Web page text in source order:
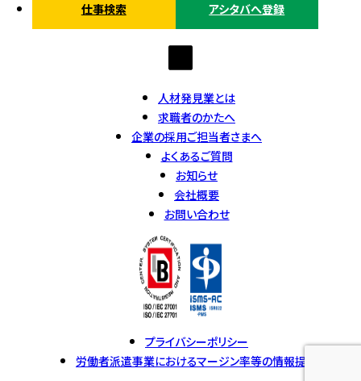
仕事検索 アシタバへ登録
人材発見業とは
求職者のかたへ
企業の採用ご担当者さまへ
よくあるご質問
お知らせ
会社概要
お問い合わせ
プライバシーポリシー
労働者派遣事業におけるマージン率等の情報提供